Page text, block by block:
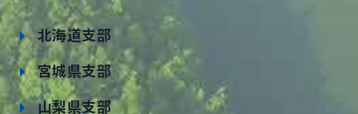
北海道支部
宮城県支部
山梨県支部